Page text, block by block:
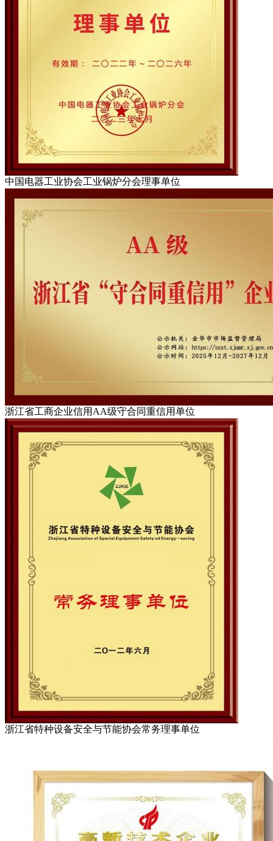
中国电器工业协会工业锅炉分会理事单位
浙江省工商企业信用AA级守合同重信用单位
浙江省特种设备安全与节能协会常务理事单位